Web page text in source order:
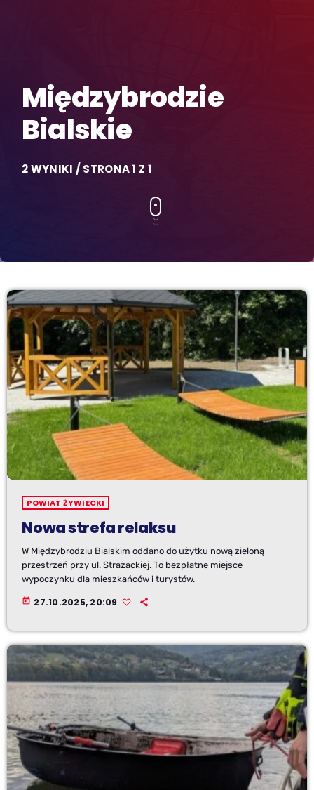
Międzybrodzie
Bialskie
2 WYNIKI / STRONA 1 Z 1
POWIAT ŻYWIECKI
Nowa strefa relaksu
W Międzybrodziu Bialskim oddano do użytku nową zieloną
przestrzeń przy ul. Strażackiej. To bezpłatne miejsce
wypoczynku dla mieszkańców i turystów.
today 27.10.2025, 20:09